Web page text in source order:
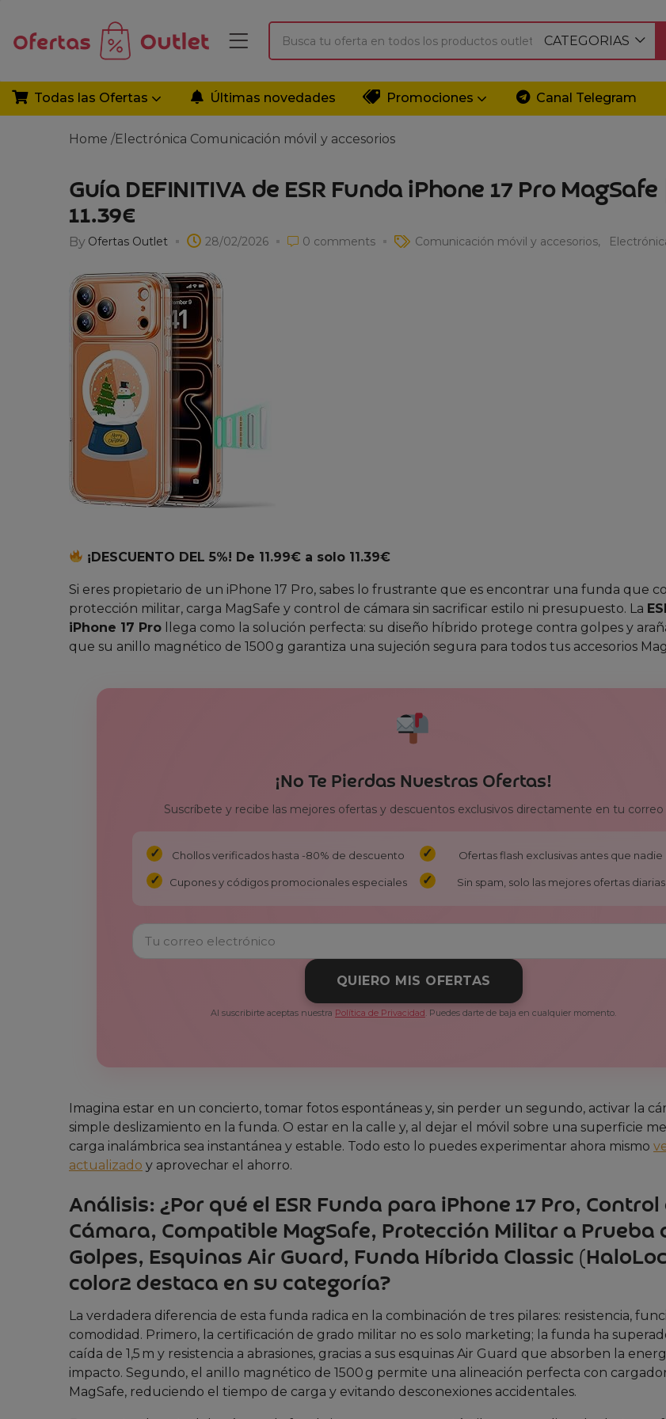
CATEGORIAS
Todas las Ofertas Últimas novedades Promociones Canal Telegram
Home /Electrónica Comunicación móvil y accesorios
Guía DEFINITIVA de ESR Funda iPhone 17 Pro MagSafe
11.39€
By Ofertas Outlet 28/02/2026 0 comments Comunicación móvil y accesorios
¡DESCUENTO DEL 5%! De 11.99€ a solo 11.39€
Si eres propietario de un iPhone 17 Pro, sabes lo frustrante que es encontrar una funda que
protección militar, carga MagSafe y control de cámara sin sacrificar estilo ni presupuesto. La
iPhone 17 Pro llega como la solución perfecta: su diseño híbrido protege contra golpes y
que su anillo magnético de 1500 g garantiza una sujeción segura para todos tus accesorios
¡No Te Pierdas Nuestras Ofertas!
Suscríbete y recibe las mejores ofertas y descuentos exclusivos directamente en tu correo
Chollos verificados hasta -80% de descuento Ofertas flash exclusivas antes que nadie
Cupones y códigos promocionales especiales Sin spam, solo las mejores ofertas diarias
QUIERO MIS OFERTAS
Al suscribirte aceptas nuestra Política de Privacidad . Puedes darte de baja en cualquier momento.
Imagina estar en un concierto, tomar fotos espontáneas y, sin perder un segundo, activar la
simple deslizamiento en la funda. O estar en la calle y, al dejar el móvil sobre una superficie
carga inalámbrica sea instantánea y estable. Todo esto lo puedes experimentar ahora mismo
actualizado y aprovechar el ahorro.
Análisis: ¿Por qué el ESR Funda para iPhone 17 Pro, Control
Cámara, Compatible MagSafe, Protección Militar a Prueba
Golpes, Esquinas Air Guard, Funda Híbrida Classic
color2 destaca en su categoría?
La verdadera diferencia de esta funda radica en la combinación de tres pilares: resistencia,
comodidad. Primero, la certificación de grado militar no es solo marketing; la funda ha
caída de 1,5 m y resistencia a abrasiones, gracias a sus esquinas Air Guard que absorben la
impacto. Segundo, el anillo magnético de 1500 g permite una alineación perfecta con
MagSafe, reduciendo el tiempo de carga y evitando desconexiones accidentales.